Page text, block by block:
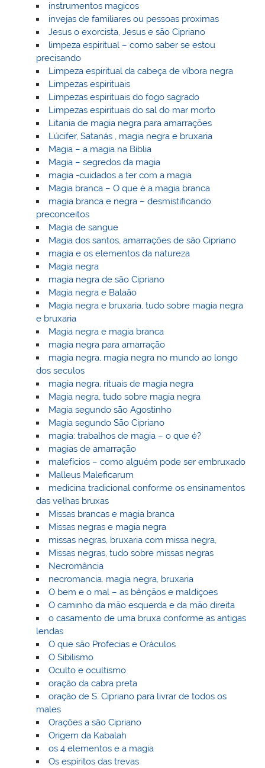
instrumentos magicos
invejas de familiares ou pessoas proximas
Jesus o exorcista, Jesus e são Cipriano
limpeza espiritual – como saber se estou
precisando
Limpeza espiritual da cabeça de víbora negra
Limpezas espirituais
Limpezas espirituais do fogo sagrado
Limpezas espirituais do sal do mar morto
Litania de magia negra para amarrações
Lúcifer, Satanás , magia negra e bruxaria
Magia – a magia na Bíblia
Magia – segredos da magia
magia -cuidados a ter com a magia
Magia branca – O que é a magia branca
magia branca e negra – desmistificando
preconceitos
Magia de sangue
Magia dos santos, amarrações de são Cipriano
magia e os elementos da natureza
Magia negra
magia negra de são Cipriano
Magia negra e Balaão
Magia negra e bruxaria, tudo sobre magia negra
e bruxaria
Magia negra e magia branca
magia negra para amarração
magia negra, magia negra no mundo ao longo
dos seculos
magia negra, rituais de magia negra
Magia negra, tudo sobre magia negra
Magia segundo são Agostinho
Magia segundo São Cipriano
magia: trabalhos de magia – o que é?
magias de amarração
malefícios – como alguém pode ser embruxado
Malleus Maleficarum
medicina tradicional conforme os ensinamentos
das velhas bruxas
Missas brancas e magia branca
Missas negras e magia negra
missas negras, bruxaria com missa negra,
Missas negras, tudo sobre missas negras
Necromância
necromancia. magia negra, bruxaria
O bem e o mal – as bênçãos e maldiçoes
O caminho da mão esquerda e da mão direita
o casamento de uma bruxa conforme as antigas
lendas
O que são Profecias e Oráculos
O Sibilismo
Oculto e ocultismo
oração da cabra preta
oração de S. Cipriano para livrar de todos os
males
Orações a são Cipriano
Origem da Kabalah
os 4 elementos e a magia
Os espíritos das trevas